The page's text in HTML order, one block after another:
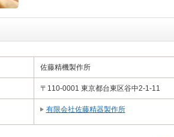
佐藤精機製作所
〒110-0001 東京都台東区谷中2-1-11
有限会社佐藤精器製作所